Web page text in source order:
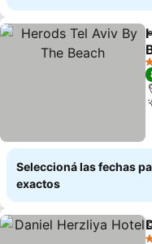
Seleccioná las fechas
exactos